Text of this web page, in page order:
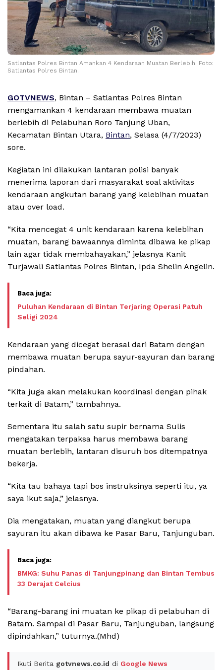
Satlantas Polres Bintan Amankan 4 Kendaraan Muatan Berlebih. Foto:
Satlantas Polres Bintan.
GOTVNEWS, Bintan – Satlantas Polres Bintan
mengamankan 4 kendaraan membawa muatan
berlebih di Pelabuhan Roro Tanjung Uban,
Kecamatan Bintan Utara, Bintan, Selasa (4/7/2023)
sore.
Kegiatan ini dilakukan lantaran polisi banyak
menerima laporan dari masyarakat soal aktivitas
kendaraan angkutan barang yang kelebihan muatan
atau over load.
“Kita mencegat 4 unit kendaraan karena kelebihan
muatan, barang bawaannya diminta dibawa ke pikap
lain agar tidak membahayakan,” jelasnya Kanit
Turjawali Satlantas Polres Bintan, Ipda Shelin Angelin.
Puluhan Kendaraan di Bintan Terjaring Operasi Patuh
Seligi 2024
Kendaraan yang dicegat berasal dari Batam dengan
membawa muatan berupa sayur-sayuran dan barang
pindahan.
“Kita juga akan melakukan koordinasi dengan pihak
terkait di Batam,” tambahnya.
Sementara itu salah satu supir bernama Sulis
mengatakan terpaksa harus membawa barang
muatan berlebih, lantaran disuruh bos ditempatnya
bekerja.
“Kita tau bahaya tapi bos instruksinya seperti itu, ya
saya ikut saja,” jelasnya.
Dia mengatakan, muatan yang diangkut berupa
sayuran itu akan dibawa ke Pasar Baru, Tanjunguban.
BMKG: Suhu Panas di Tanjungpinang dan Bintan Tembus
33 Derajat Celcius
“Barang-barang ini muatan ke pikap di pelabuhan di
Batam. Sampai di Pasar Baru, Tanjunguban, langsung
dipindahkan,” tuturnya.(Mhd)
Ikuti Berita gotvnews.co.id di Google News